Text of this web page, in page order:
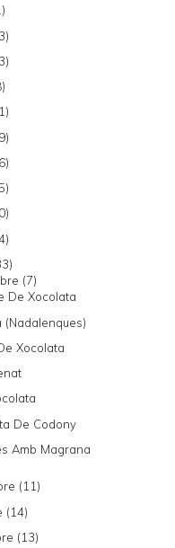
(7)
De Xocolata
(nadalenques)
Xocolata
De Codony
Amb Magrana
(11)
(14)
(13)